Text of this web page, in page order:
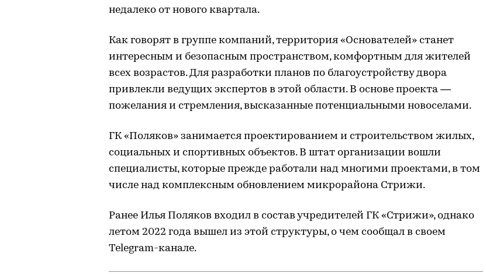
недалеко от нового квартала.
Как говорят в группе компаний, территория «Основателей» станет
интересным и безопасным пространством, комфортным для жителей
всех возрастов. Для разработки планов по благоустройству двора
привлекли ведущих экспертов в этой области. В основе проекта —
пожелания и стремления, высказанные потенциальными новоселами.
ГК «Поляков» занимается проектированием и строительством жилых,
социальных и спортивных объектов. В штат организации вошли
специалисты, которые прежде работали над многими проектами, в том
числе над комплексным обновлением микрорайона Стрижи.
Ранее Илья Поляков входил в состав учредителей ГК «Стрижи», однако
летом 2022 года вышел из этой структуры, о чем сообщал в своем
Telegram-канале.